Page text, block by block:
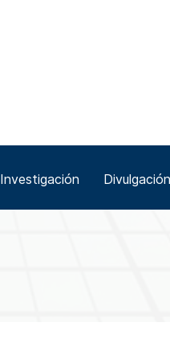
Investigación Divulgación